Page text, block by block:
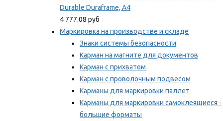
Durable Duraframe, А4
4 777.08 руб
Маркировка на производстве и складе
Знаки системы безопасности
Карман на магните для документов
Карман с прихватом
Карман с проволочным подвесом
Карманы для маркировки паллет
Карманы для маркировки самоклеящиеся -
большие форматы